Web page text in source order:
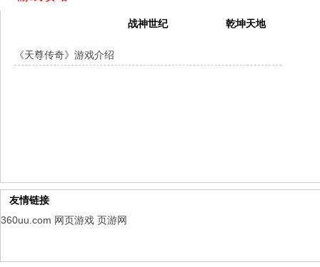
仙剑奇侠传：新的开始
每日新服
战神世纪 乾坤天地
《天尊传奇》游戏介绍
友情链接
360uu.com 网页游戏 页游网